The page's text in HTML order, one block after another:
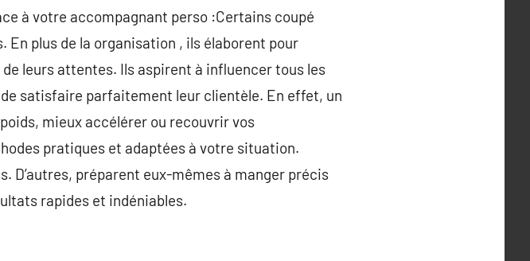
à votre accompagnant perso :Certains coupé
plus de la organisation , ils élaborent pour
leurs attentes. Ils aspirent à influencer tous les
satisfaire parfaitement leur clientèle. En effet, un
mieux accélérer ou recouvrir vos
pratiques et adaptées à votre situation.
préparent eux-mêmes à manger précis
rapides et indéniables.